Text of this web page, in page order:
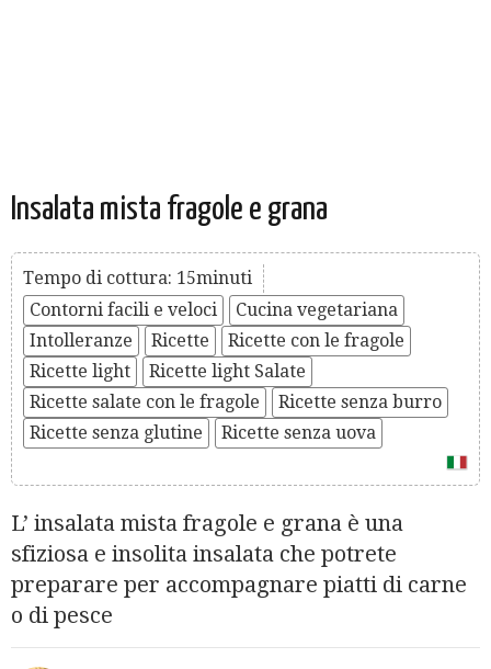
Insalata mista fragole e grana
Tempo di cottura: 15minuti
Contorni facili e veloci
Cucina vegetariana
Intolleranze
Ricette
Ricette con le fragole
Ricette light
Ricette light Salate
Ricette salate con le fragole
Ricette senza burro
Ricette senza glutine
Ricette senza uova
L’ insalata mista fragole e grana è una
sfiziosa e insolita insalata che potrete
preparare per accompagnare piatti di carne
o di pesce